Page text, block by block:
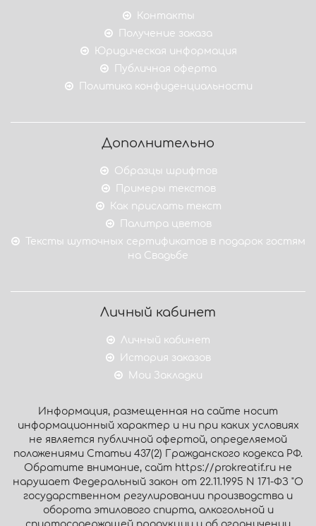
Контакты
Получение заказа
Юридическая информация
Публичная оферта
Политика конфиденциальности
Дополнительно
Образцы шрифтов
Примеры текстов
Как прислать текст
Палитра цветов
Тексты шуточных сертификатов в подарок гостям
на Свадьбе
Личный кабинет
Личный кабинет
История заказов
Мои Закладки
Информация, размещенная на сайте носит
информационный характер и ни при каких условиях
не является публичной офертой, определяемой
положениями Статьи 437(2) Гражданского кодекса РФ.
Обратите внимание, сайт https://prokreatif.ru не
нарушает Федеральный закон от 22.11.1995 N 171-ФЗ "О
государственном регулировании производства и
оборота этилового спирта, алкогольной и